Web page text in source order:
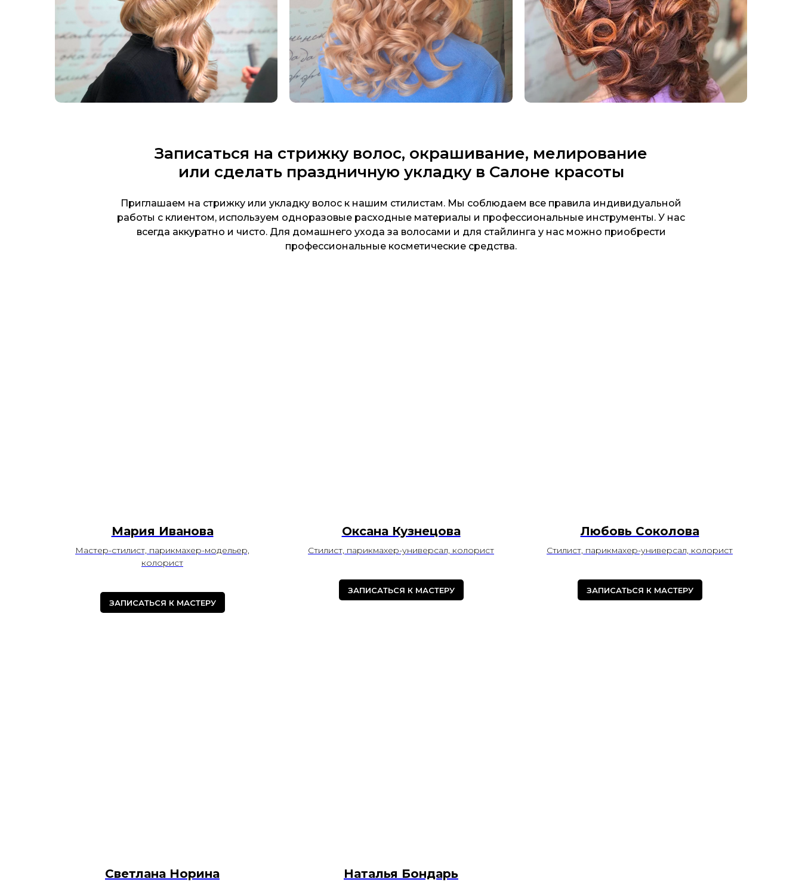
Записаться на стрижку волос, окрашивание, мелирование
или сделать праздничную укладку в Салоне красоты
Приглашаем на стрижку или укладку волос к нашим стилистам. Мы соблюдаем все правила индивидуальной
работы с клиентом, используем одноразовые расходные материалы и профессиональные инструменты. У нас
всегда аккуратно и чисто. Для домашнего ухода за волосами и для стайлинга у нас можно приобрести
профессиональные косметические средства.
Мария Иванова
Мастер-стилист, парикмахер-модельер,
колорист
ЗАПИСАТЬСЯ К МАСТЕРУ
Оксана Кузнецова
Стилист, парикмахер-универсал, колорист
ЗАПИСАТЬСЯ К МАСТЕРУ
Любовь Соколова
Стилист, парикмахер-универсал, колорист
ЗАПИСАТЬСЯ К МАСТЕРУ
Светлана Норина Наталья Бондарь